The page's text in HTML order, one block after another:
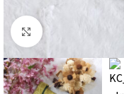
Click to enlarge